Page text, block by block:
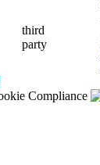
third
party
Compliance